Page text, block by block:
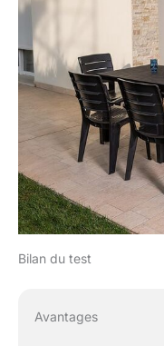
Bilan du test
Avantages